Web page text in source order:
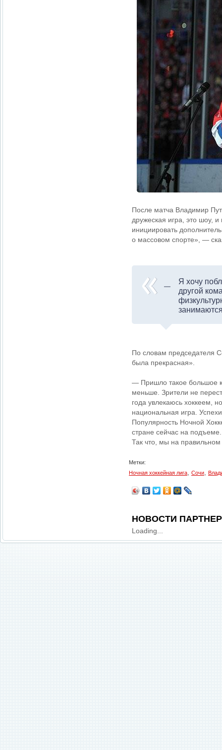
После матча Владимир
дружеская игра, это шоу,
инициировать
о массовом спорте», —
Я хочу
другой
По словам председателя
была прекрасная».
— Пришло такое большое
меньше. Зрители не
года увлекаюсь хоккеем,
национальная игра.
Популярность Ночной
стране сейчас на
Так что, мы на
Метки:
Ночная хоккейная лига
Сочи
НОВОСТИ
Loading...